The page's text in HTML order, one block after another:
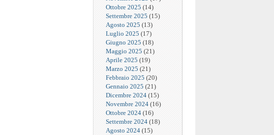
Ottobre 2025 (14)
Settembre 2025 (15)
Agosto 2025 (13)
Luglio 2025 (17)
Giugno 2025 (18)
Maggio 2025 (21)
Aprile 2025 (19)
Marzo 2025 (21)
Febbraio 2025 (20)
Gennaio 2025 (21)
Dicembre 2024 (15)
Novembre 2024 (16)
Ottobre 2024 (16)
Settembre 2024 (18)
Agosto 2024 (15)